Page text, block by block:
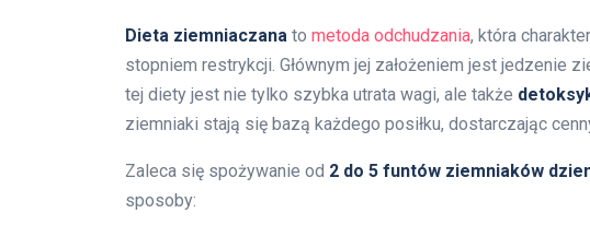
Dieta ziemniaczana to metoda odchudzania, która
stopniem restrykcji. Głównym jej założeniem jest jedzenie
tej diety jest nie tylko szybka utrata wagi, ale także
ziemniaki stają się bazą każdego posiłku, dostarczając
Zaleca się spożywanie od 2 do 5 funtów ziemniaków
sposoby: